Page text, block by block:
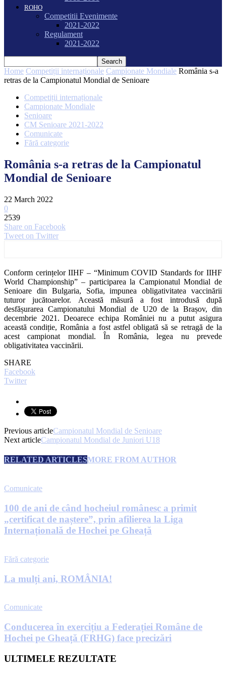
ROHO
Competitii Evenimente
2021-2022
Regulament
2021-2022
Home Competiții internaționale Campionate Mondiale România s-a
retras de la Campionatul Mondial de Senioare
Competiții internaționale
Campionate Mondiale
Senioare
CM Senioare 2021-2022
Comunicate
Fără categorie
România s-a retras de la Campionatul
Mondial de Senioare
22 March 2022
0
2539
Share on Facebook
Tweet on Twitter
Conform cerințelor IIHF – “Minimum COVID Standards for IIHF
World Championship” – participarea la Campionatul Mondial de
Senioare din Bulgaria, Sofia, impunea obligativitatea vaccinării
tuturor jucătoarelor. Această măsură a fost introdusă după
desfășurarea Campionatului Mondial de U20 de la Brașov, din
decembrie 2021. Deoarece echipa României nu a putut asigura
această condiție, România a fost astfel obligată să se retragă de la
acest campionat mondial. În România, legea nu prevede
obligativitatea vaccinării.
SHARE
Facebook
Twitter
Previous articleCampionatul Mondial de Senioare
Next articleCampionatul Mondial de Juniori U18
RELATED ARTICLESMORE FROM AUTHOR
Comunicate
100 de ani de când hocheiul românesc a primit
„certificat de naștere”, prin afilierea la Liga
Internațională de Hochei pe Gheață
Fără categorie
La mulți ani, ROMÂNIA!
Comunicate
Conducerea în exercițiu a Federației Române de
Hochei pe Gheață (FRHG) face precizări
ULTIMELE REZULTATE